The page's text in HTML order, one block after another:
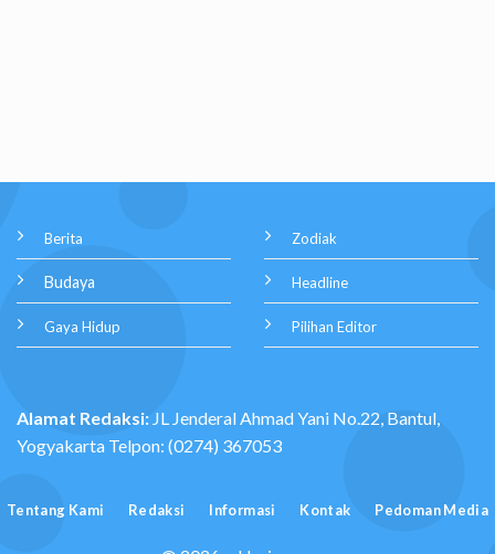
Berita
Budaya
Gaya Hidup
Zodiak
Headline
Pilihan Editor
Alamat Redaksi: JL Jenderal Ahmad Yani No.22, Bantul,
Yogyakarta Telpon: (0274) 367053
Tentang Kami Redaksi Informasi Kontak Pedoman Media